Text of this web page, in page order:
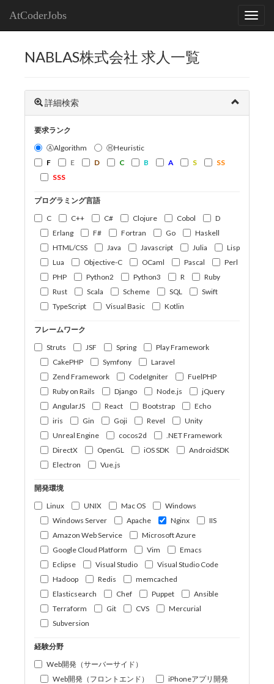
AtCoderJobs
NABLAS株式会社 求人一覧
詳細検索
要求ランク
ⒶAlgorithm
ⒽHeuristic
F
E D C B A S
SS
SSS
プログラミング言語
C
C++ C# Clojure Cobol
D
Erlang
F# Fortran Go
Haskell
HTML/CSS
Java Javascript Julia
Lisp
Lua
Objective-C OCaml Pascal
Perl
PHP
Python2 Python3 R
Ruby
Rust
Scala Scheme SQL
Swift
TypeScript
Visual Basic Kotlin
フレームワーク
Struts
JSF Spring
Play Framework
CakePHP
Symfony
Laravel
Zend Framework
CodeIgniter
FuelPHP
Ruby on Rails
Django Node.js
jQuery
AngularJS
React Bootstrap
Echo
iris
Gin Goji Revel
Unity
Unreal Engine
cocos2d
.NET Framework
DirectX
OpenGL iOS SDK
AndroidSDK
Electron
Vue.js
開発環境
Linux
UNIX Mac OS
Windows
Windows Server
Apache Nginx
IIS
Amazon Web Service
Microsoft Azure
Google Cloud Platform
Vim
Emacs
Eclipse
Visual Studio
Visual Studio Code
Hadoop
Redis
memcached
Elasticsearch
Chef Puppet
Ansible
Terraform
Git CVS
Mercurial
Subversion
経験分野
Web開発（サーバーサイド）
Web開発（フロントエンド）
iPhoneアプリ開発